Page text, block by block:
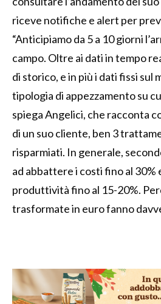
riceve notifiche e alert per
“Anticipiamo da 5 a 10 giorni
campo. Oltre ai dati in tempo
di storico, e in più i dati fissi sul
tipologia di appezzamento su
spiega Angelici, che racconta
di un suo cliente, ben 3
risparmiati. In generale,
ad abbattere i costi fino al 30%
produttività fino al 15-20%.
trasformate in euro fanno